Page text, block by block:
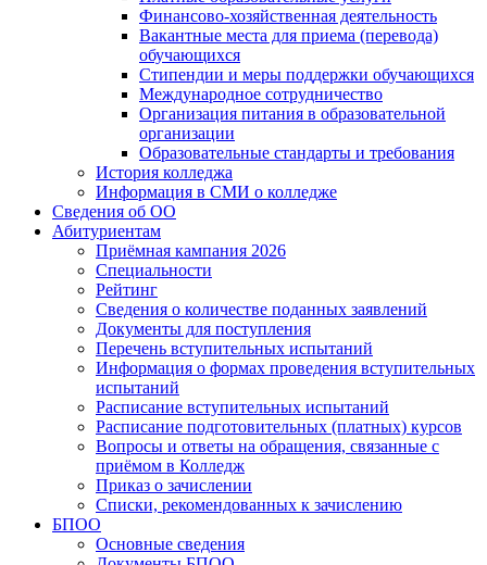
Финансово-хозяйственная деятельность
Вакантные места для приема (перевода)
обучающихся
Стипендии и меры поддержки обучающихся
Международное сотрудничество
Организация питания в образовательной
организации
Образовательные стандарты и требования
История колледжа
Информация в СМИ о колледже
Сведения об ОО
Абитуриентам
Приёмная кампания 2026
Специальности
Рейтинг
Сведения о количестве поданных заявлений
Документы для поступления
Перечень вступительных испытаний
Информация о формах проведения вступительных
испытаний
Расписание вступительных испытаний
Расписание подготовительных (платных) курсов
Вопросы и ответы на обращения, связанные с
приёмом в Колледж
Приказ о зачислении
Списки, рекомендованных к зачислению
БПОО
Основные сведения